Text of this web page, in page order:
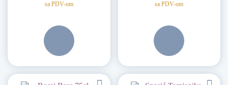
sa PDV-om sa PDV-om